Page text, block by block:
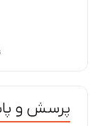
پرسش و